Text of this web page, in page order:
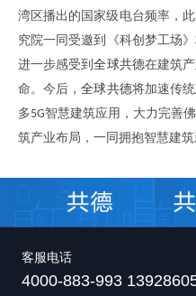
湾区播出的国家级电台频率，
究院一同受邀到
《科创梦工场
进一步感受到全球共德在建筑
命。今后 ，全球共德将加速传统
多5G智慧建筑应用 ， 大力完善
筑产业布局 ， 一同拥抱智慧建
客服电话
4000-883-993